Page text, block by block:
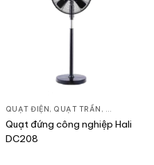
QUẠT ĐIỆN, QUẠT TRẦN , QUẠT
Quạt đứng công nghiệp Hali
DC208